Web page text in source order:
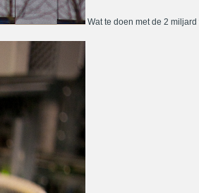
Wat te doen met de 2